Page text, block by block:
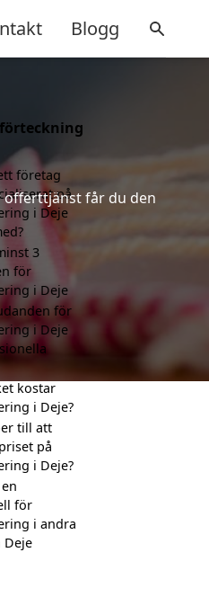
Blogg
offerttjänst får du den
företag
på
i Deje
3
för
i Deje
för
i Deje
kostar
i Deje?
till att
på
i Deje?
för
i andra
Deje